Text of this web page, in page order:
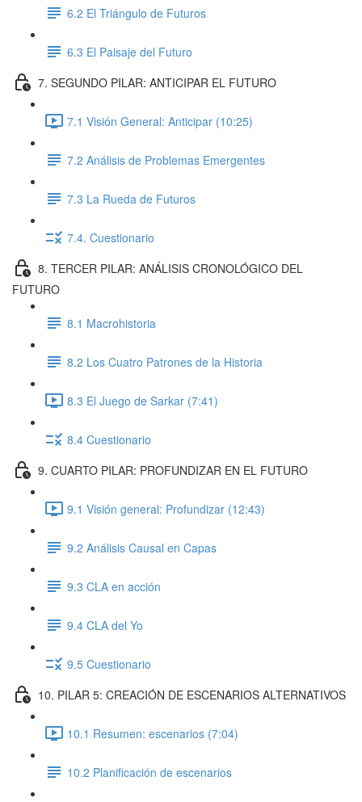
6.2 El Triángulo de Futuros
6.3 El Paisaje del Futuro
7. SEGUNDO PILAR: ANTICIPAR EL FUTURO
7.1 Visión General: Anticipar (10:25)
7.2 Análisis de Problemas Emergentes
7.3 La Rueda de Futuros
7.4. Cuestionario
8. TERCER PILAR: ANÁLISIS CRONOLÓGICO DEL
FUTURO
8.1 Macrohistoria
8.2 Los Cuatro Patrones de la Historia
8.3 El Juego de Sarkar (7:41)
8.4 Cuestionario
9. CUARTO PILAR: PROFUNDIZAR EN EL FUTURO
9.1 Visión general: Profundizar (12:43)
9.2 Análisis Causal en Capas
9.3 CLA en acción
9.4 CLA del Yo
9.5 Cuestionario
10. PILAR 5: CREACIÓN DE ESCENARIOS ALTERNATIVOS
10.1 Resumen: escenarios (7:04)
10.2 Planificación de escenarios